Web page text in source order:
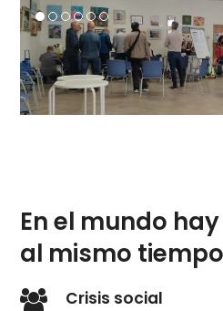
En el mundo
al mismo tiempo
Crisis social